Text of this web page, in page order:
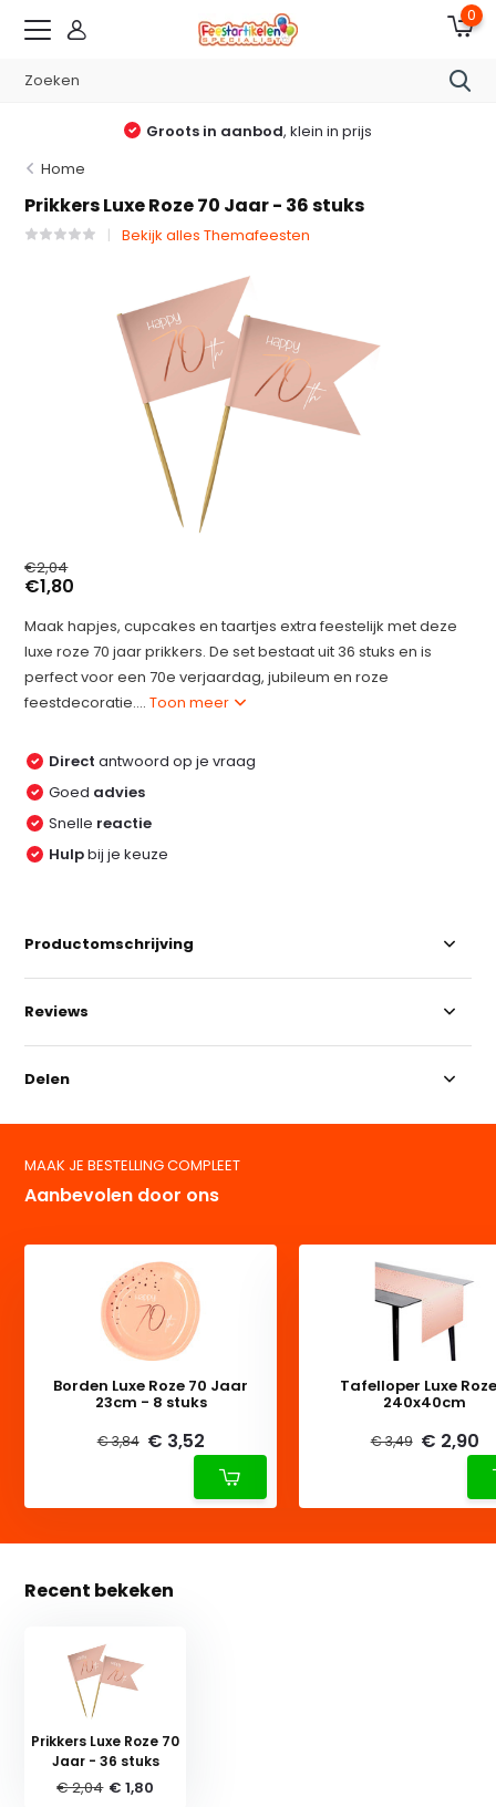
0
Groots in aanbod, klein in prijs
Home
Prikkers Luxe Roze 70 Jaar - 36 stuks
Bekijk alles Themafeesten
€2,04
€1,80
Maak hapjes, cupcakes en taartjes extra feestelijk met deze
luxe roze 70 jaar prikkers. De set bestaat uit 36 stuks en is
perfect voor een 70e verjaardag, jubileum en roze
feestdecoratie....Toon meer
Direct antwoord op je vraag
Goed advies
Snelle reactie
Hulpbij je keuze
Productomschrijving
Reviews
Delen
MAAK JE BESTELLING COMPLEET
Aanbevolen door ons
Borden Luxe Roze 70 Jaar
23cm - 8 stuks
€ 3,84 € 3,52
Tafelloper Luxe
240x40cm
€ 3,49 € 2,90
Recent bekeken
Prikkers Luxe Roze 70
Jaar - 36 stuks
€ 2,04 € 1,80